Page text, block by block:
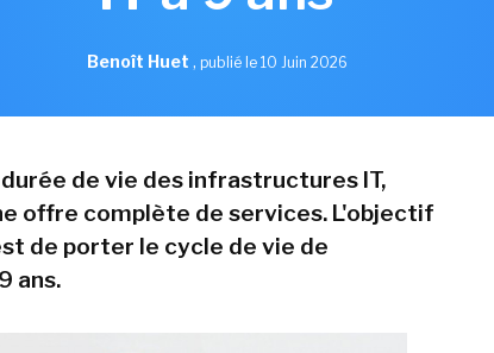
Benoît Huet , publié le 10 Juin 2026
de vie des infrastructures IT,
offre complète de services. L'objectif
de porter le cycle de vie de
ans.